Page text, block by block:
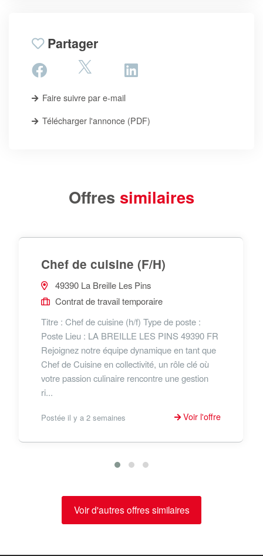
Partager
Faire suivre par e-mail
Télécharger l'annonce (PDF)
Offres similaires
Chef de cuisine (F/H)
49390 La Breille Les Pins
Contrat de travail temporaire
Titre : Chef de cuisine (h/f) Type de poste :
Poste Lieu : LA BREILLE LES PINS 49390 FR
Rejoignez notre équipe dynamique en tant que
Chef de Cuisine en collectivité, un rôle clé où
votre passion culinaire rencontre une gestion
ri...
Postée il y a 2 semaines Voir l'offre
Voir d'autres offres similaires